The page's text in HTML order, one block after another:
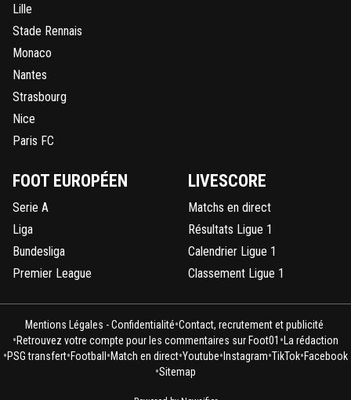
Lille
Stade Rennais
Monaco
Nantes
Strasbourg
Nice
Paris FC
FOOT EUROPÉEN
Serie A
Liga
Bundesliga
Premier League
LIVESCORE
Matchs en direct
Résultats Ligue 1
Calendrier Ligue 1
Classement Ligue 1
Mentions Légales - Confidentialité•Contact, recrutement et publicité
•Retrouvez votre compte pour les commentaires sur Foot01 • La rédaction
•PSG transfert•Football •Match en direct•Youtube• Instagram•TikTok•Facebook
•Sitemap